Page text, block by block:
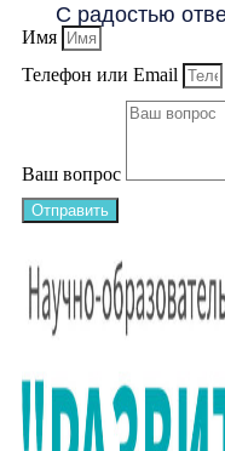
С радостью
Имя
Телефон или Email
Ваш вопрос
Отправить